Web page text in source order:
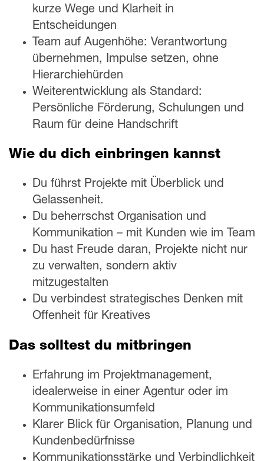
kurze Wege und Klarheit in
Entscheidungen
Team auf Augenhöhe: Verantwortung
übernehmen, Impulse setzen, ohne
Hierarchiehürden
Weiterentwicklung als Standard:
Persönliche Förderung, Schulungen und
Raum für deine Handschrift
Wie du dich einbringen kannst
Du führst Projekte mit Überblick und
Gelassenheit.
Du beherrschst Organisation und
Kommunikation – mit Kunden wie im Team
Du hast Freude daran, Projekte nicht nur
zu verwalten, sondern aktiv
mitzugestalten
Du verbindest strategisches Denken mit
Offenheit für Kreatives
Das solltest du mitbringen
Erfahrung im Projektmanagement,
idealerweise in einer Agentur oder im
Kommunikationsumfeld
Klarer Blick für Organisation, Planung und
Kundenbedürfnisse